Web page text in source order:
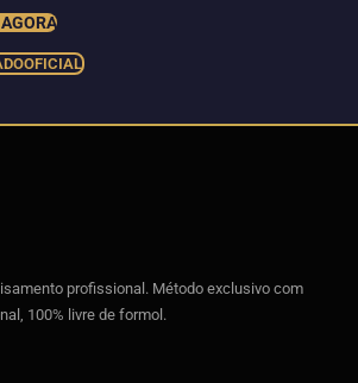
profissional. Método exclusivo com
100% livre de formol.